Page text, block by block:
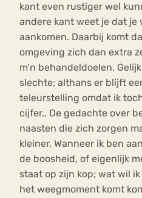
kant even rustiger wel
andere kant weet je dat
aankomen. Daarbij komt
omgeving zich dan extra
m’n behandeldoelen.
slechte; althans er blijft
teleurstelling omdat ik
cijfer.. De gedachte over
naasten die zich zorgen
kleiner. Wanneer ik ben
de boosheid, of eigenlijk
staat op zijn kop; wat wil
het weegmoment komt